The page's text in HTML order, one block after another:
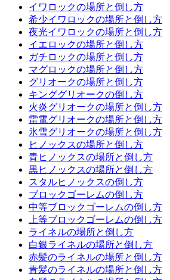
イワロックの場所と倒し方
希少イワロックの場所と倒し方
夜光イワロックの場所と倒し方
イエロックの場所と倒し方
ガチロックの場所と倒し方
マグロックの場所と倒し方
グリオークの場所と倒し方
キンググリオークの倒し方
火炎グリオークの場所と倒し方
雷電グリオークの場所と倒し方
氷雪グリオークの場所と倒し方
ヒノックスの場所と倒し方
青ヒノックスの場所と倒し方
黒ヒノックスの場所と倒し方
スタルヒノックスの倒し方
ブロックゴーレムの倒し方
中等ブロックゴーレムの倒し方
上等ブロックゴーレムの倒し方
ライネルの場所と倒し方
白銀ライネルの場所と倒し方
赤髪のライネルの場所と倒し方
青髪のライネルの場所と倒し方